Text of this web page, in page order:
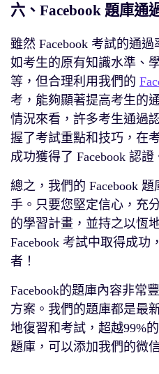
六、Facebook 題庫通
雖然 Facebook 考試的通
如考生的原有知識水準、
等，但合理利用我們的
考，能夠顯著提高考生的
情況來看，許多考生通過
握了考試重點和技巧，在
成功獲得了 Facebook 認證
總之，我們的 Facebook
手。只要您堅定信心，充
的學習計畫，並持之以恆
Facebook 考試中取得成
者！
Facebook的題庫內容非常
方案。我們的題庫都是最
地復習和考試，超越99%
題庫，可以添加我們的微